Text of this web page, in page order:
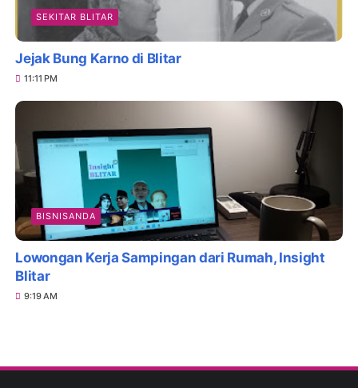
SEKITAR BLITAR
Jejak Bung Karno di Blitar
11:11 PM
BISNISANDA
Lowongan Kerja Sampingan dari Rumah, Insight
Blitar
9:19 AM